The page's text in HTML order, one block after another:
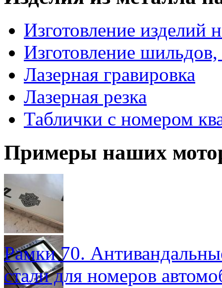
Изготовление изделий
Изготовление шильдов,
Лазерная гравировка
Лазерная резка
Таблички с номером
Примеры наших
Рамки 70.
стали для номеров